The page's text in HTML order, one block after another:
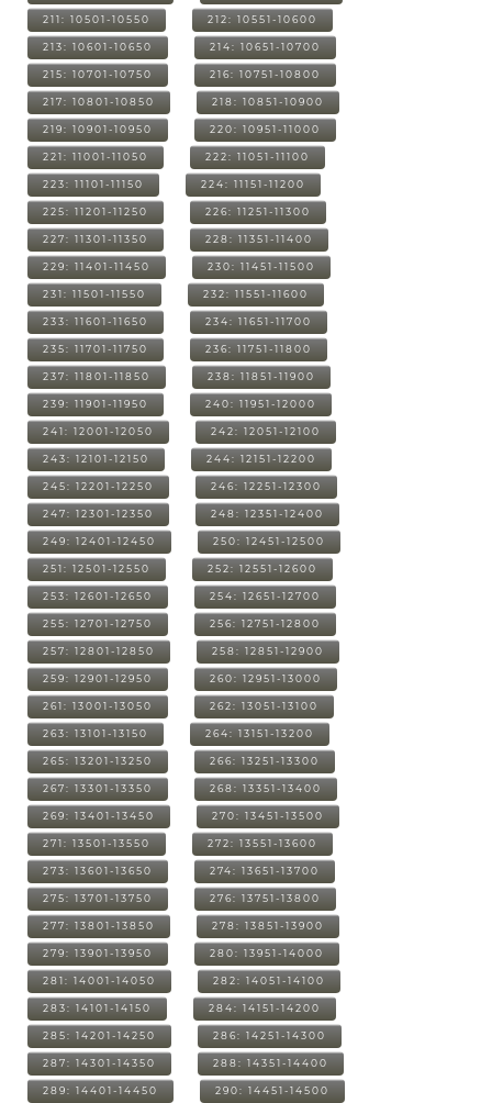
211: 10501-10550 212: 10551-10600
213: 10601-10650 214: 10651-10700
215: 10701-10750 216: 10751-10800
217: 10801-10850 218: 10851-10900
219: 10901-10950 220: 10951-11000
221: 11001-11050 222: 11051-11100
223: 11101-11150 224: 11151-11200
225: 11201-11250 226: 11251-11300
227: 11301-11350 228: 11351-11400
229: 11401-11450 230: 11451-11500
231: 11501-11550 232: 11551-11600
233: 11601-11650 234: 11651-11700
235: 11701-11750 236: 11751-11800
237: 11801-11850 238: 11851-11900
239: 11901-11950 240: 11951-12000
241: 12001-12050 242: 12051-12100
243: 12101-12150 244: 12151-12200
245: 12201-12250 246: 12251-12300
247: 12301-12350 248: 12351-12400
249: 12401-12450 250: 12451-12500
251: 12501-12550 252: 12551-12600
253: 12601-12650 254: 12651-12700
255: 12701-12750 256: 12751-12800
257: 12801-12850 258: 12851-12900
259: 12901-12950 260: 12951-13000
261: 13001-13050 262: 13051-13100
263: 13101-13150 264: 13151-13200
265: 13201-13250 266: 13251-13300
267: 13301-13350 268: 13351-13400
269: 13401-13450 270: 13451-13500
271: 13501-13550 272: 13551-13600
273: 13601-13650 274: 13651-13700
275: 13701-13750 276: 13751-13800
277: 13801-13850 278: 13851-13900
279: 13901-13950 280: 13951-14000
281: 14001-14050 282: 14051-14100
283: 14101-14150 284: 14151-14200
285: 14201-14250 286: 14251-14300
287: 14301-14350 288: 14351-14400
289: 14401-14450 290: 14451-14500